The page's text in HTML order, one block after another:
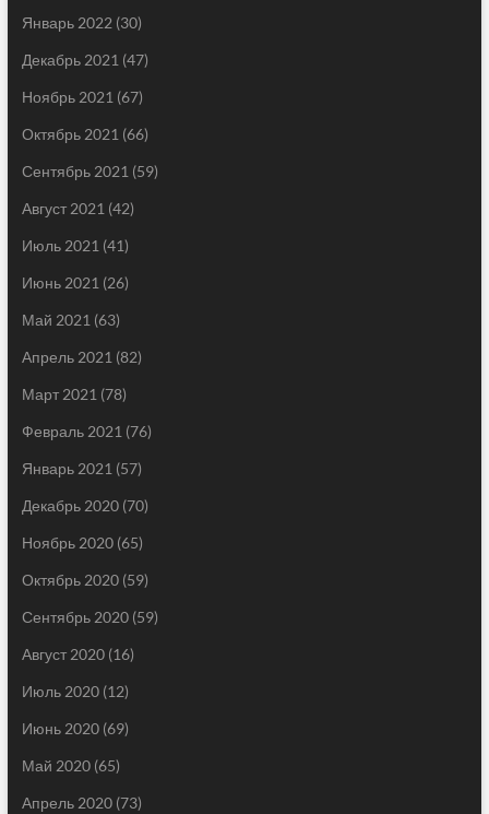
Январь 2022 (30)
Декабрь 2021 (47)
Ноябрь 2021 (67)
Октябрь 2021 (66)
Сентябрь 2021 (59)
Август 2021 (42)
Июль 2021 (41)
Июнь 2021 (26)
Май 2021 (63)
Апрель 2021 (82)
Март 2021 (78)
Февраль 2021 (76)
Январь 2021 (57)
Декабрь 2020(70)
Ноябрь 2020(65)
Октябрь 2020(59)
Сентябрь 2020(59)
Август 2020(16)
Июль 2020(12)
Июнь 2020(69)
Май 2020(65)
Апрель 2020(73)